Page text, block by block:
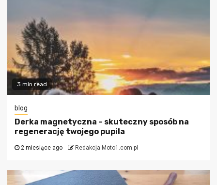
3 min read
blog
Derka magnetyczna – skuteczny sposób na
regenerację twojego pupila
2 miesiące ago Redakcja Moto1.com.pl